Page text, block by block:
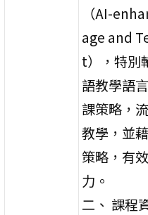
（AI-
age and
t），特別
語教學語
課策略，
教學，並
策略，有
力。
二、 課程